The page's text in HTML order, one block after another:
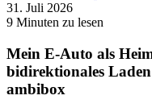
31. Juli 2026
9 Minuten zu lesen
Mein E-Auto als
bidirektionales
ambibox